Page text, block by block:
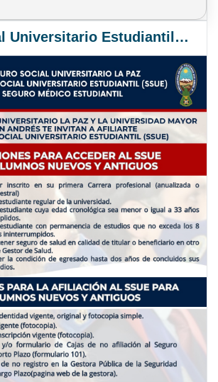
Seguro Social Universitario Estudiantil SSUE